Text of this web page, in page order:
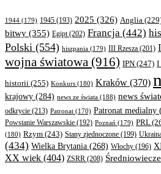
1944 (179) 1945 (193) 2025 (326) Anglia
bitwy (355) Egipt(202) Francja (442)
Polski (554) hiszpania (179) III Rzesza (201)
wojna światowa (916) IPN (247) I
historii (255) Konkurs (180) Kraków (370)
krajowy (284) news ze świata (188) news
odkrycie (213) Patronat (170) Patronat medialny
Powstanie Warszawskie (192) Poznań (179) PRL
(180) Rzym (243) Stany zjednoczone (199)
(434) Wielka Brytania (268) Włochy (196)
XX wiek (404) ZSRR (208) Średniowiecze